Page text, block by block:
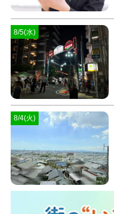
8/5(水)
8/4(火)